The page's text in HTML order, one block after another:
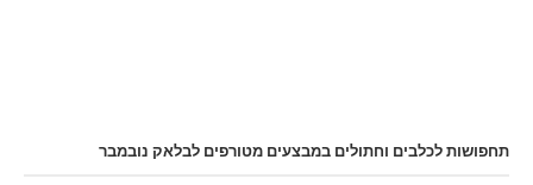
תחפושות לכלבים וחתולים במבצעים מטורפים לבלאק נובמבר